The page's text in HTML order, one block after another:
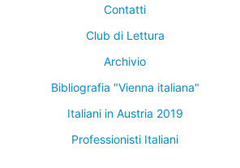
Contatti
Club di Lettura
Archivio
Bibliografia "Vienna italiana"
Italiani in Austria 2019
Professionisti Italiani